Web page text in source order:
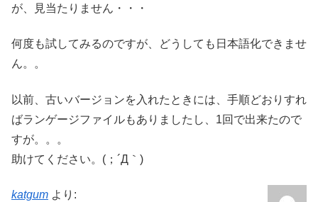
が、見当たりません・・・
何度も試してみるのですが、どうしても日本語化できませ
ん。。
以前、古いバージョンを入れたときには、手順どおりすれ
ばランゲージファイルもありましたし、1回で出来たので
すが。。。
助けてください。(；´Д｀)
katgum より: